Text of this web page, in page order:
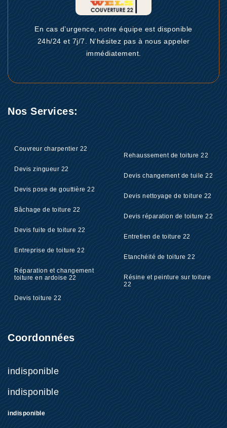
En cas d’urgence, notre équipe est disponible
24h/24 et 7j/7. N’hésitez pas à nous appeler
immédiatement.
Nos Services:
Couvreur charpentier 22
Devis zingueur 22
Devis pose de gouttière 22
Bâchage de toiture 22
Devis fuite de toiture 22
Entreprise de toiture 22
Réparation et changement
toiture en ardoise 22
Devis toiture 22
Rehaussement de toiture 22
Devis changement de tuile 22
Devis nettoyage de toiture 22
Devis réparation de toiture 22
Entretien de toiture 22
Etanchéité de toiture 22
Résine et peinture sur toiture
22
Coordonnées
indisponible
indisponible
indisponible